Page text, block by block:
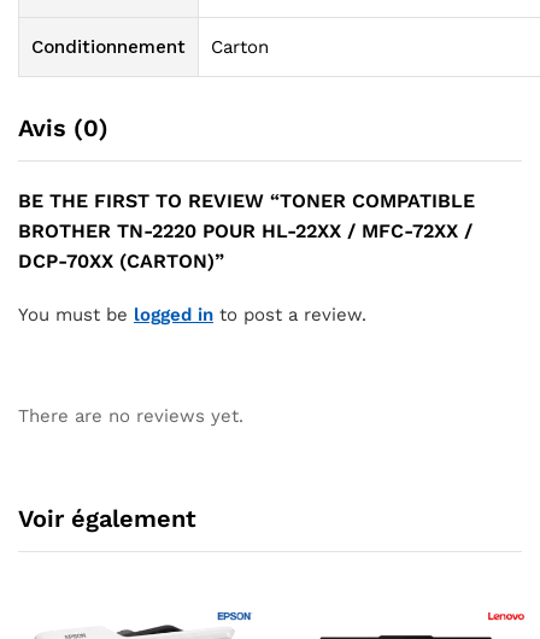
Conditionnement Carton
Avis (0)
BE THE FIRST TO REVIEW “TONER COMPATIBLE
BROTHER TN-2220 POUR HL-22XX / MFC-72XX /
DCP-70XX (CARTON)”
You must be logged in to post a review.
There are no reviews yet.
Voir également